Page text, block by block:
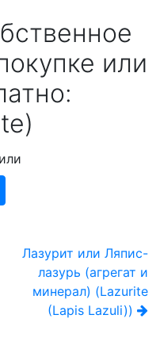
или
или
Лазурит или Ляпис-
лазурь (агрегат и
минерал) (Lazurite
(Lapis Lazuli))